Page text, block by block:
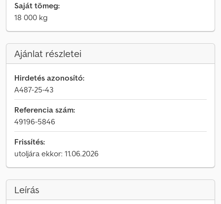
Saját tömeg:
18 000 kg
Ajánlat részletei
Hirdetés azonosító:
A487-25-43
Referencia szám:
49196-5846
Frissítés:
utoljára ekkor: 11.06.2026
Leírás